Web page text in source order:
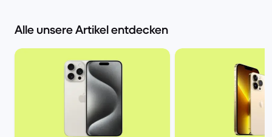
Alle unsere Artikel entdecken